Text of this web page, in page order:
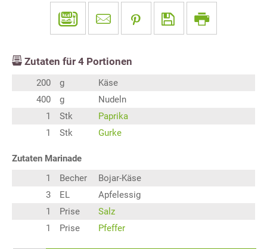
Zutaten für 4 Portionen
200 g
Käse
400
g
Nudeln
1
Stk
Paprika
1
Stk Gurke
Zutaten Marinade
1
Becher
Bojar-Käse
3
EL
Apfelessig
1
Prise
Salz
1
Prise Pfeffer